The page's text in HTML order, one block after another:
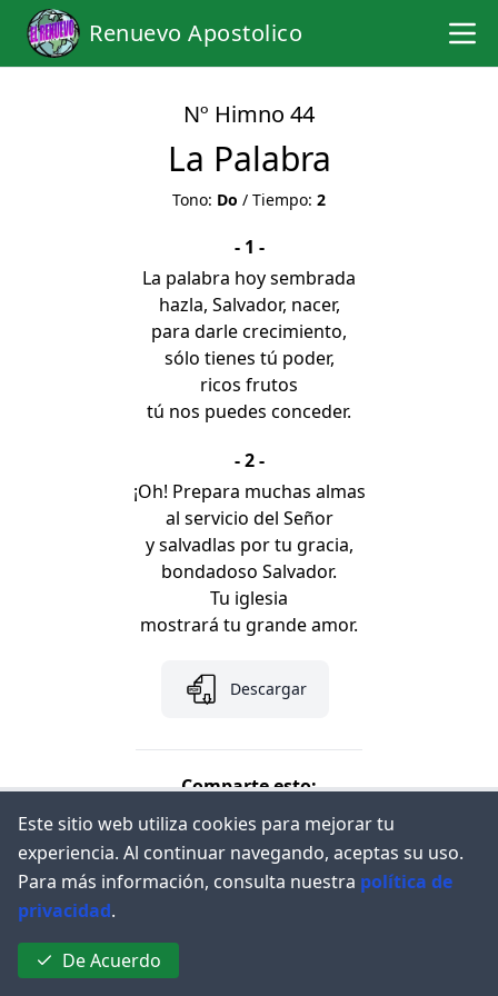
Renuevo Apostolico
Nº Himno 44
La Palabra
Tono: Do / Tiempo: 2
- 1 -
La palabra hoy sembrada
hazla, Salvador, nacer,
para darle crecimiento,
sólo tienes tú poder,
ricos frutos
tú nos puedes conceder.
- 2 -
¡Oh! Prepara muchas almas
al servicio del Señor
y salvadlas por tu gracia,
bondadoso Salvador.
Tu iglesia
mostrará tu grande amor.
Descargar
Comparte esto:
© 2023
Políticas de privacidad
Este sitio web utiliza cookies para mejorar tu
experiencia. Al continuar navegando, aceptas su uso.
Para más información, consulta nuestra política de
privacidad.
De Acuerdo